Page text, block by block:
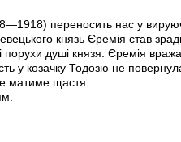
переносить нас у
князь Єремія став
душі князя. Єремія
у козачку Тодозю не
матиме щастя.